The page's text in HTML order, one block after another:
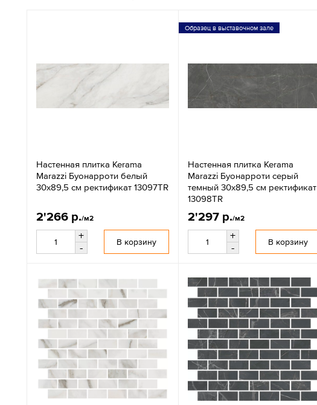
Настенная плитка Kerama
Marazzi Буонарроти белый
30х89,5 см ректификат 13097TR
2'266 р./м2
+
-
В корзину
Образец в выставочном зале
Настенная плитка Kerama
Marazzi Буонарроти серый
темный 30х89,5 см ректификат
13098TR
2'297 р./м2
+
-
В корзину